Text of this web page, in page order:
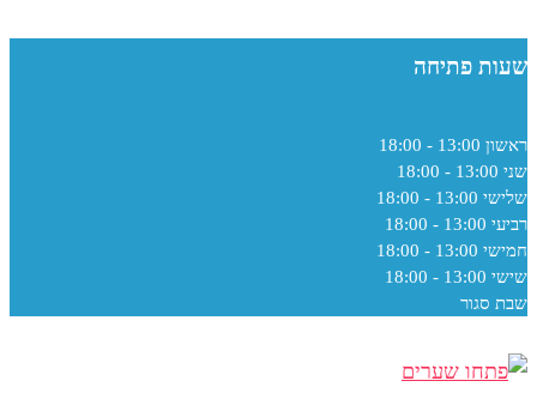
שעות פתיחה
ראשון 13:00 - 18:00
שני 13:00 - 18:00
שלישי 13:00 - 18:00
רביעי 13:00 - 18:00
חמישי 13:00 - 18:00
שישי 13:00 - 18:00
שבת סגור